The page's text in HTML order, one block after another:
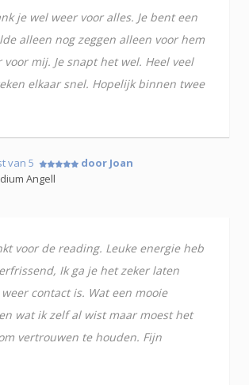
je wel weer voor alles. Je bent een
alleen nog zeggen alleen voor hem
mij. Je snapt het wel. Heel veel
elkaar snel. Hopelijk binnen twee
van 5
door Joan
Angell
voor de reading. Leuke energie heb
Ik ga je het zeker laten
contact is. Wat een mooie
wat ik zelf al wist maar moest het
vertrouwen te houden. Fijn